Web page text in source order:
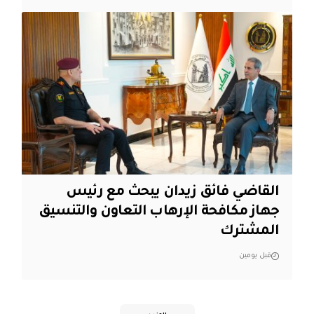
القاضي فائق زيدان يبحث مع رئيس
جهاز مكافحة الإرهاب التعاون والتنسيق
المشترك
قبل يومين